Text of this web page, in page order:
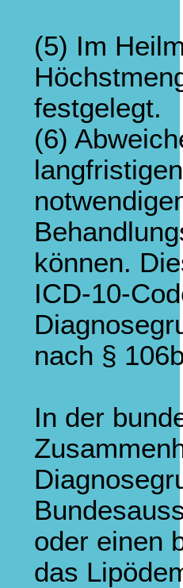
(5) Im
festgelegt.
(6)
können.
ICD-10-
nach §
In der
oder einen
das